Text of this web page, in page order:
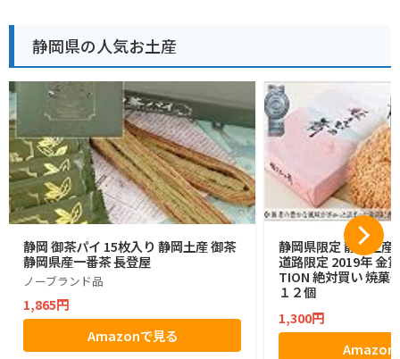
静岡県の人気お土産
静岡 御茶パイ 15枚入り 静岡土産 御茶
静岡県産一番茶 長登屋
ノーブランド品
1,865円
Amazonで見る
静岡県限定 静岡土産
道路限定 2019年 金
TION 絶対買い 焼菓
１２個
1,300円
Amazon